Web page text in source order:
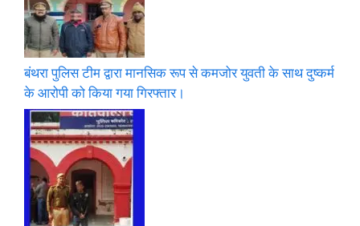
बंथरा पुलिस टीम द्वारा मानसिक रूप से कमजोर युवती के साथ दुष्कर्म
के आरोपी को किया गया गिरफ्तार।